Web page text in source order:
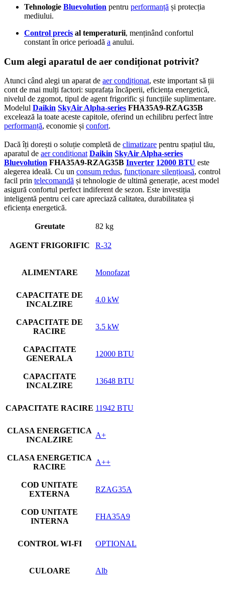
Tehnologie Bluevolution pentru performanță și protecția
mediului.
Control precis al temperaturii, menținând confortul
constant în orice perioadă a anului.
Cum alegi aparatul de aer condiționat potrivit?
Atunci când alegi un aparat de aer condiționat, este important să ții
cont de mai mulți factori: suprafața încăperii, eficiența energetică,
nivelul de zgomot, tipul de agent frigorific și funcțiile suplimentare.
Modelul Daikin SkyAir Alpha-series FHA35A9-RZAG35B
excelează la toate aceste capitole, oferind un echilibru perfect între
performanță, economie și confort.
Dacă îți dorești o soluție completă de climatizare pentru spațiul tău,
aparatul de aer condiționat Daikin SkyAir Alpha-series
Bluevolution FHA35A9-RZAG35B Inverter 12000 BTU este
alegerea ideală. Cu un consum redus, funcționare silențioasă, control
facil prin telecomandă și tehnologie de ultimă generație, acest model
asigură confortul perfect indiferent de sezon. Este investiția
inteligentă pentru cei care apreciază calitatea, durabilitatea și
eficiența energetică.
Greutate 82 kg
AGENT FRIGORIFIC R-32
ALIMENTARE Monofazat
CAPACITATE DE
INCALZIRE
4.0 kW
CAPACITATE DE
RACIRE
3.5 kW
CAPACITATE
GENERALA
12000 BTU
CAPACITATE
INCALZIRE
13648 BTU
CAPACITATE RACIRE 11942 BTU
CLASA ENERGETICA
INCALZIRE
A+
CLASA ENERGETICA
RACIRE
A++
COD UNITATE
EXTERNA
RZAG35A
COD UNITATE
INTERNA
FHA35A9
CONTROL WI-FI OPTIONAL
CULOARE Alb